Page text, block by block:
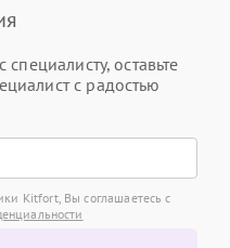
специалисту, оставьте
с радостью
Kitfort, Вы соглашаетесь с